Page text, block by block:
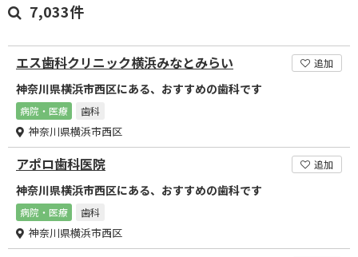
7,033件
エス歯科クリニック横浜みなとみらい 追加
神奈川県横浜市西区にある、おすすめの歯科です
病院・医療 歯科
神奈川県横浜市西区
アポロ歯科医院 追加
神奈川県横浜市西区にある、おすすめの歯科です
病院・医療 歯科
神奈川県横浜市西区